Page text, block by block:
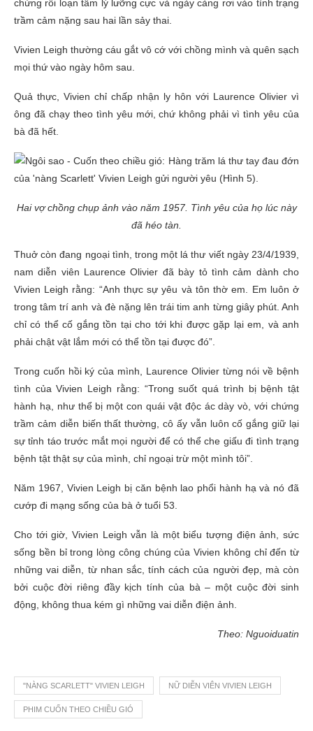
chứng rối loạn tâm lý lưỡng cực và ngày càng rơi vào tình trạng
trầm cảm nặng sau hai lần sảy thai.
Vivien Leigh thường cáu gắt vô cớ với chồng mình và quên sạch
mọi thứ vào ngày hôm sau.
Quả thực, Vivien chỉ chấp nhận ly hôn với Laurence Olivier vì
ông đã chạy theo tình yêu mới, chứ không phải vì tình yêu của
bà đã hết.
Hai vợ chồng chụp ảnh vào năm 1957. Tình yêu của họ lúc này
đã héo tàn.
Thuở còn đang ngoại tình, trong một lá thư viết ngày 23/4/1939,
nam diễn viên Laurence Olivier đã bày tỏ tình cảm dành cho
Vivien Leigh rằng: “Anh thực sự yêu và tôn thờ em. Em luôn ở
trong tâm trí anh và đè nặng lên trái tim anh từng giây phút. Anh
chỉ có thể cố gắng tồn tại cho tới khi được gặp lại em, và anh
phải chật vật lắm mới có thể tồn tại được đó”.
Trong cuốn hồi ký của mình, Laurence Olivier từng nói về bệnh
tình của Vivien Leigh rằng: “Trong suốt quá trình bị bệnh tật
hành hạ, như thể bị một con quái vật độc ác dày vò, với chứng
trầm cảm diễn biến thất thường, cô ấy vẫn luôn cố gắng giữ lại
sự tỉnh táo trước mắt mọi người để có thể che giấu đi tình trạng
bệnh tật thật sự của mình, chỉ ngoại trừ một mình tôi”.
Năm 1967, Vivien Leigh bị căn bệnh lao phổi hành hạ và nó đã
cướp đi mạng sống của bà ở tuổi 53.
Cho tới giờ, Vivien Leigh vẫn là một biểu tượng điện ảnh, sức
sống bền bỉ trong lòng công chúng của Vivien không chỉ đến từ
những vai diễn, từ nhan sắc, tính cách của người đẹp, mà còn
bởi cuộc đời riêng đầy kịch tính của bà – một cuộc đời sinh
động, không thua kém gì những vai diễn điện ảnh.
Theo: Nguoiduatin
"NÀNG SCARLETT" VIVIEN LEIGH NỮ DIỄN VIÊN VIVIEN LEIGH
PHIM CUỐN THEO CHIỀU GIÓ